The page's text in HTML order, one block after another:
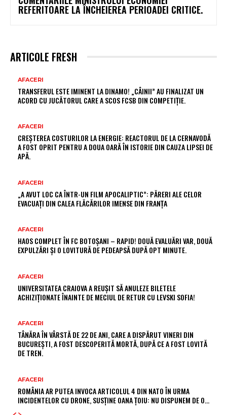
REFERITOARE LA ÎNCHEIEREA PERIOADEI CRITICE.
ARTICOLE FRESH
AFACERI
TRANSFERUL ESTE IMINENT LA DINAMO! „CÂINII” AU FINALIZAT UN
ACORD CU JUCĂTORUL CARE A SCOS FCSB DIN COMPETIȚIE.
AFACERI
CREȘTEREA COSTURILOR LA ENERGIE: REACTORUL DE LA CERNAVODĂ
A FOST OPRIT PENTRU A DOUA OARĂ ÎN ISTORIE DIN CAUZA LIPSEI DE
APĂ.
AFACERI
„A AVUT LOC CA ÎNTR-UN FILM APOCALIPTIC”: PĂRERI ALE CELOR
EVACUAȚI DIN CALEA FLĂCĂRILOR IMENSE DIN FRANȚA
AFACERI
HAOS COMPLET ÎN FC BOTOȘANI – RAPID! DOUĂ EVALUĂRI VAR, DOUĂ
EXPULZĂRI ȘI O LOVITURĂ DE PEDEAPSĂ DUPĂ OPT MINUTE.
AFACERI
UNIVERSITATEA CRAIOVA A REUȘIT SĂ ANULEZE BILETELE
ACHIZIȚIONATE ÎNAINTE DE MECIUL DE RETUR CU LEVSKI SOFIA!
AFACERI
TÂNĂRA ÎN VÂRSTĂ DE 22 DE ANI, CARE A DISPĂRUT VINERI DIN
BUCUREȘTI, A FOST DESCOPERITĂ MORTĂ, DUPĂ CE A FOST LOVITĂ
DE TREN.
AFACERI
ROMÂNIA AR PUTEA INVOCA ARTICOLUL 4 DIN NATO ÎN URMA
INCIDENTELOR CU DRONE, SUSȚINE OANA ȚOIU: NU DISPUNEM DE O…